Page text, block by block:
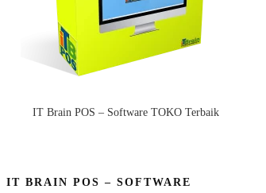
IT Brain POS – Software TOKO Terbaik
IT BRAIN POS – SOFTWARE